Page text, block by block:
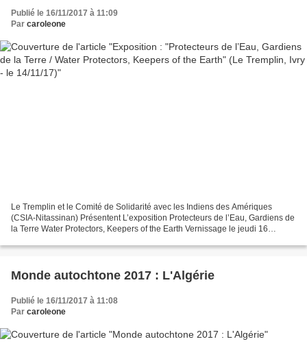
Publié le 16/11/2017 à 11:09
Par caroleone
Le Tremplin et le Comité de Solidarité avec les Indiens des Amériques
(CSIA-Nitassinan) Présentent L’exposition Protecteurs de l’Eau, Gardiens de
la Terre Water Protectors, Keepers of the Earth Vernissage le jeudi 16
Monde autochtone 2017 : L'Algérie
Publié le 16/11/2017 à 11:08
Par caroleone